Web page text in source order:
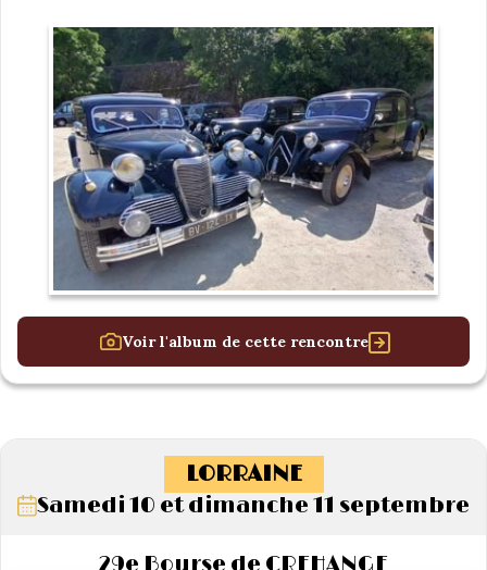
Voir l'album de cette rencontre
LORRAINE
Samedi 10 et dimanche 11 septembre
29e Bourse de CREHANGE